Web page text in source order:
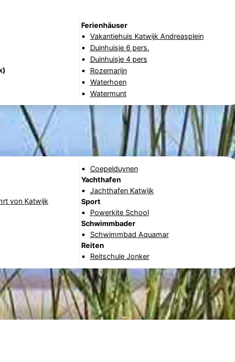
Ferienhäuser
Vakantiehuis Katwijk Andreasplein
Duinhuisje 6 pers.
Duinhuisje 4 pers
Rozemarijn
Waterhoen
Watermunt
von Katwijk
Coepelduynen
Yachthafen
Jachthafen Katwijk
Sport
Powerkite School
Schwimmbader
Schwimmbad Aquamar
Reiten
Reitschule Jonker